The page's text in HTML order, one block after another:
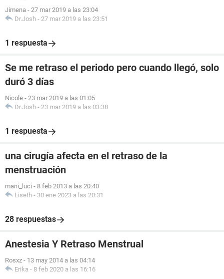
Jimena - 27 mar 2019 a las 23:04
Dr.Josh - 27 mar 2019 a las 23:51
1 respuesta
Se me retraso el periodo pero cuando llegó, solo
duró 3 días
Nicole - 23 mar 2019 a las 01:05
Dr.Josh - 23 mar 2019 a las 03:38
1 respuesta
una cirugía afecta en el retraso de la
menstruación
mani_luci - 8 feb 2013 a las 20:40
Liseth - 30 ene 2023 a las 20:31
28 respuestas
Anestesia Y Retraso Menstrual
Rosxz - 13 may 2014 a las 04:14
Erika - 8 feb 2020 a las 16:16